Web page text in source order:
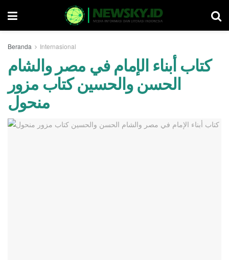
Beranda Internasional
كتاب أبناء الإمام في مصر والشام
الحسن والحسين كتاب مزور
منحول